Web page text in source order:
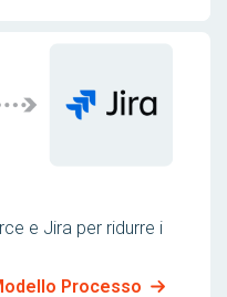
e Jira per ridurre i
Processo